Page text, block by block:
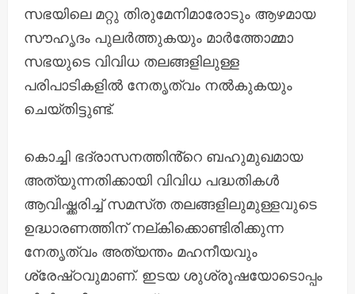
സഭയിലെ മറ്റു തിരുമേനിമാരോടും ആഴമായ
സൗഹൃദം പുലർത്തുകയും മാർത്തോമ്മാ
സഭയുടെ വിവിധ തലങ്ങളിലുള്ള
പരിപാടികളിൽ നേതൃത്വം നൽകുകയും
ചെയ്തിട്ടുണ്ട്.
കൊച്ചി ഭദ്രാസനത്തിൻ്റെ ബഹുമുഖമായ
അത്യുന്നതിക്കായി വിവിധ പദ്ധതികൾ
ആവിഷ്ക്കരിച്ച് സമസ്‌ത തലങ്ങളിലുമുള്ളവുടെ
ഉദ്ധാരണത്തിന് നല്‌കിക്കൊണ്ടിരിക്കുന്ന
നേതൃത്വം അത്യന്തം മഹനീയവും
ശ്രേഷ്‌ഠവുമാണ്. ഇടയ ശുശ്രൂഷയോടൊപ്പം